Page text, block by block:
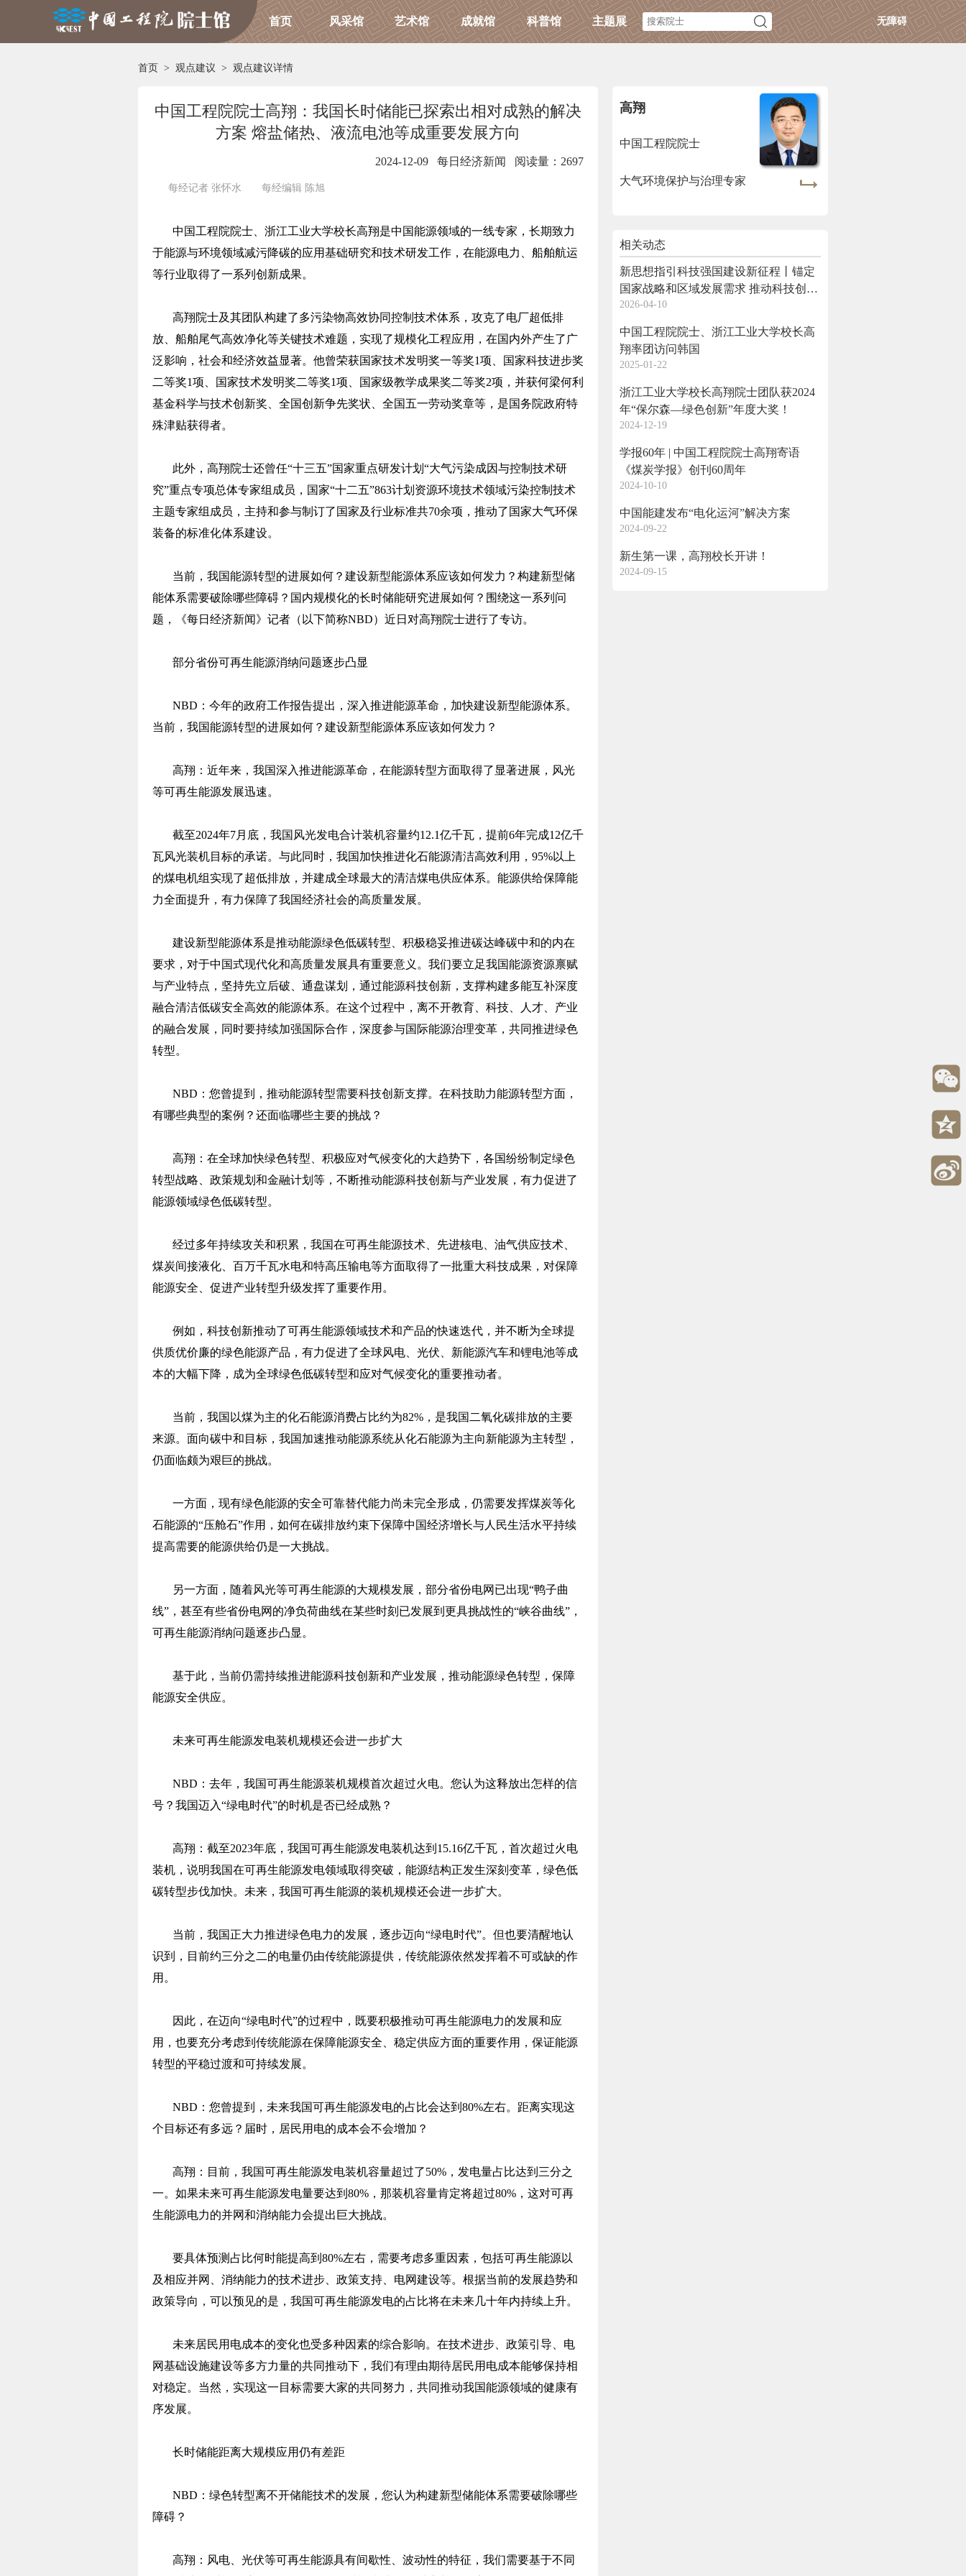
首页 风采馆 艺术馆 成就馆 科普馆 主题展 无障碍
首页 > 观点建议 > 观点建议详情
中国工程院院士高翔：我国长时储能已探索出相对成熟的解决
方案 熔盐储热、液流电池等成重要发展方向
2024-12-09 每日经济新闻 阅读量：2697
每经记者 张怀水 每经编辑 陈旭
中国工程院院士、浙江工业大学校长高翔是中国能源领域的一线专家，长期致力
于能源与环境领域减污降碳的应用基础研究和技术研发工作，在能源电力、船舶航运
等行业取得了一系列创新成果。
高翔院士及其团队构建了多污染物高效协同控制技术体系，攻克了电厂超低排
放、船舶尾气高效净化等关键技术难题，实现了规模化工程应用，在国内外产生了广
泛影响，社会和经济效益显著。他曾荣获国家技术发明奖一等奖1项、国家科技进步奖
二等奖1项、国家技术发明奖二等奖1项、国家级教学成果奖二等奖2项，并获何梁何利
基金科学与技术创新奖、全国创新争先奖状、全国五一劳动奖章等，是国务院政府特
殊津贴获得者。
此外，高翔院士还曾任“十三五”国家重点研发计划“大气污染成因与控制技术研
究”重点专项总体专家组成员，国家“十二五”863计划资源环境技术领域污染控制技术
主题专家组成员，主持和参与制订了国家及行业标准共70余项，推动了国家大气环保
装备的标准化体系建设。
当前，我国能源转型的进展如何？建设新型能源体系应该如何发力？构建新型储
能体系需要破除哪些障碍？国内规模化的长时储能研究进展如何？围绕这一系列问
题，《每日经济新闻》记者（以下简称NBD）近日对高翔院士进行了专访。
部分省份可再生能源消纳问题逐步凸显
NBD：今年的政府工作报告提出，深入推进能源革命，加快建设新型能源体系。
当前，我国能源转型的进展如何？建设新型能源体系应该如何发力？
高翔：近年来，我国深入推进能源革命，在能源转型方面取得了显著进展，风光
等可再生能源发展迅速。
截至2024年7月底，我国风光发电合计装机容量约12.1亿千瓦，提前6年完成12亿千
瓦风光装机目标的承诺。与此同时，我国加快推进化石能源清洁高效利用，95%以上
的煤电机组实现了超低排放，并建成全球最大的清洁煤电供应体系。能源供给保障能
力全面提升，有力保障了我国经济社会的高质量发展。
建设新型能源体系是推动能源绿色低碳转型、积极稳妥推进碳达峰碳中和的内在
要求，对于中国式现代化和高质量发展具有重要意义。我们要立足我国能源资源禀赋
与产业特点，坚持先立后破、通盘谋划，通过能源科技创新，支撑构建多能互补深度
融合清洁低碳安全高效的能源体系。在这个过程中，离不开教育、科技、人才、产业
的融合发展，同时要持续加强国际合作，深度参与国际能源治理变革，共同推进绿色
转型。
NBD：您曾提到，推动能源转型需要科技创新支撑。在科技助力能源转型方面，
有哪些典型的案例？还面临哪些主要的挑战？
高翔：在全球加快绿色转型、积极应对气候变化的大趋势下，各国纷纷制定绿色
转型战略、政策规划和金融计划等，不断推动能源科技创新与产业发展，有力促进了
能源领域绿色低碳转型。
经过多年持续攻关和积累，我国在可再生能源技术、先进核电、油气供应技术、
煤炭间接液化、百万千瓦水电和特高压输电等方面取得了一批重大科技成果，对保障
能源安全、促进产业转型升级发挥了重要作用。
例如，科技创新推动了可再生能源领域技术和产品的快速迭代，并不断为全球提
供质优价廉的绿色能源产品，有力促进了全球风电、光伏、新能源汽车和锂电池等成
本的大幅下降，成为全球绿色低碳转型和应对气候变化的重要推动者。
当前，我国以煤为主的化石能源消费占比约为82%，是我国二氧化碳排放的主要
来源。面向碳中和目标，我国加速推动能源系统从化石能源为主向新能源为主转型，
仍面临颇为艰巨的挑战。
一方面，现有绿色能源的安全可靠替代能力尚未完全形成，仍需要发挥煤炭等化
石能源的“压舱石”作用，如何在碳排放约束下保障中国经济增长与人民生活水平持续
提高需要的能源供给仍是一大挑战。
另一方面，随着风光等可再生能源的大规模发展，部分省份电网已出现“鸭子曲
线”，甚至有些省份电网的净负荷曲线在某些时刻已发展到更具挑战性的“峡谷曲线”，
可再生能源消纳问题逐步凸显。
基于此，当前仍需持续推进能源科技创新和产业发展，推动能源绿色转型，保障
能源安全供应。
未来可再生能源发电装机规模还会进一步扩大
NBD：去年，我国可再生能源装机规模首次超过火电。您认为这释放出怎样的信
号？我国迈入“绿电时代”的时机是否已经成熟？
高翔：截至2023年底，我国可再生能源发电装机达到15.16亿千瓦，首次超过火电
装机，说明我国在可再生能源发电领域取得突破，能源结构正发生深刻变革，绿色低
碳转型步伐加快。未来，我国可再生能源的装机规模还会进一步扩大。
当前，我国正大力推进绿色电力的发展，逐步迈向“绿电时代”。但也要清醒地认
识到，目前约三分之二的电量仍由传统能源提供，传统能源依然发挥着不可或缺的作
用。
因此，在迈向“绿电时代”的过程中，既要积极推动可再生能源电力的发展和应
用，也要充分考虑到传统能源在保障能源安全、稳定供应方面的重要作用，保证能源
转型的平稳过渡和可持续发展。
NBD：您曾提到，未来我国可再生能源发电的占比会达到80%左右。距离实现这
个目标还有多远？届时，居民用电的成本会不会增加？
高翔：目前，我国可再生能源发电装机容量超过了50%，发电量占比达到三分之
一。如果未来可再生能源发电量要达到80%，那装机容量肯定将超过80%，这对可再
生能源电力的并网和消纳能力会提出巨大挑战。
要具体预测占比何时能提高到80%左右，需要考虑多重因素，包括可再生能源以
及相应并网、消纳能力的技术进步、政策支持、电网建设等。根据当前的发展趋势和
政策导向，可以预见的是，我国可再生能源发电的占比将在未来几十年内持续上升。
未来居民用电成本的变化也受多种因素的综合影响。在技术进步、政策引导、电
网基础设施建设等多方力量的共同推动下，我们有理由期待居民用电成本能够保持相
对稳定。当然，实现这一目标需要大家的共同努力，共同推动我国能源领域的健康有
序发展。
长时储能距离大规模应用仍有差距
NBD：绿色转型离不开储能技术的发展，您认为构建新型储能体系需要破除哪些
障碍？
高翔：风电、光伏等可再生能源具有间歇性、波动性的特征，我们需要基于不同
高翔
中国工程院院士
大气环境保护与治理专家
相关动态
新思想指引科技强国建设新征程丨锚定
国家战略和区域发展需求 推动科技创新
与产业创新深度融合
2026-04-10
中国工程院院士、浙江工业大学校长高
翔率团访问韩国
2025-01-22
浙江工业大学校长高翔院士团队获2024
年“保尔森—绿色创新”年度大奖！
2024-12-19
学报60年 | 中国工程院院士高翔寄语
《煤炭学报》创刊60周年
2024-10-10
中国能建发布“电化运河”解决方案
2024-09-22
新生第一课，高翔校长开讲！
2024-09-15